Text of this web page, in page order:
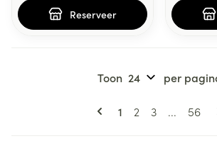
Reserveer
Pagina's
U lees momenteel
1 Pagina
2 Pagina
3 ... 56
Toon per